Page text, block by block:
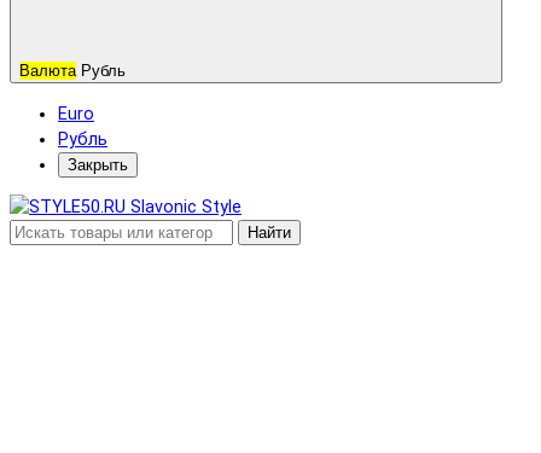
Валюта Рубль
Euro
Рубль
Закрыть
Найти